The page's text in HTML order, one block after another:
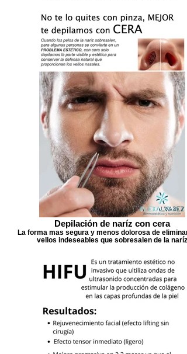
Depilación de naríz con cera
La forma mas segura y menos dolorosa de eliminar
vellos indeseables que sobresalen de la naríz